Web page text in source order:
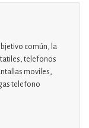
común, la
telefonos
moviles,
telefono